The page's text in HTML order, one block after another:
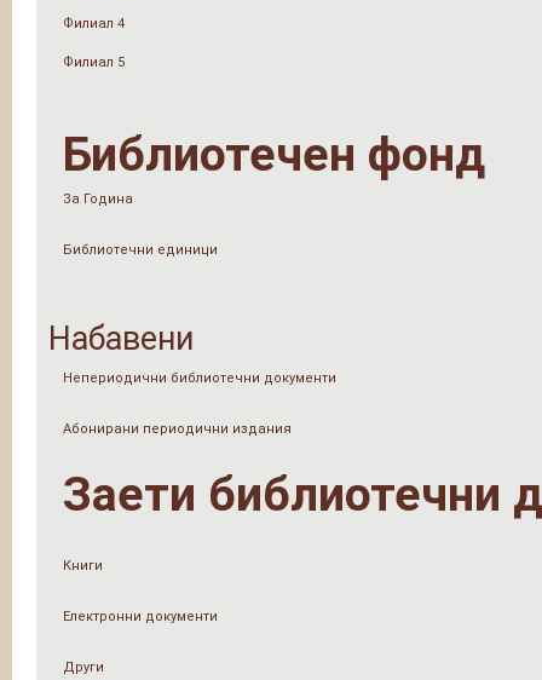
Филиал 4
Филиал 5
Библиотечен фонд
За Година
Библиотечни единици
Набавени
Непериодични библиотечни документи
Абонирани периодични издания
Заети библиотечни
Книги
Електронни документи
Други